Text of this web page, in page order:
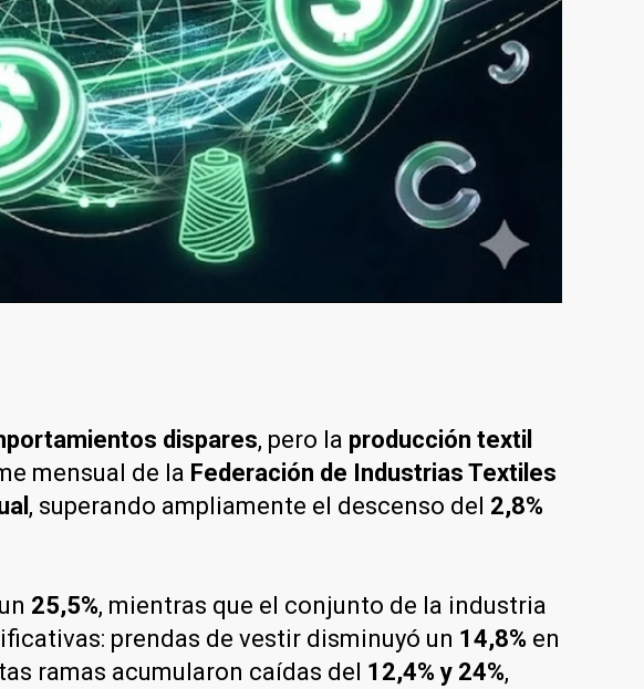
dispares, pero la producción textil
mensual de la Federación de Industrias Textiles
, superando ampliamente el descenso del 2,8%
25,5%, mientras que el conjunto de la industria
prendas de vestir disminuyó un 14,8% en
ramas acumularon caídas del 12,4% y 24%,